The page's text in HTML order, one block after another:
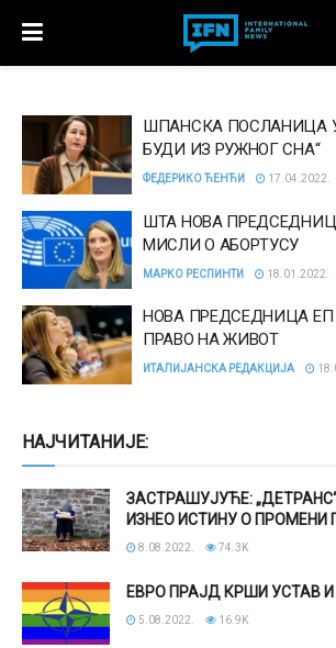
ШПАНСКА ПОСЛАНИЦА У
БУДИ ИЗ РУЖНОГ СНА“
ФЕДЕРИКО ЋЕНЋИ 17.04.2022.
ШТА НОВА
МИСЛИ О АБОРТУСУ
МАРКО РЕСПИНТИ 18.01.2022.
НОВА ПРЕДСЕДНИЦА ЕП
ПРАВО НА ЖИВОТ
ИТАЛИЈАНСКА РЕДАКЦИЈА
НАЈЧИТАНИЈЕ:
ЗАСТРАШУЈУЋЕ:
ИЗНЕО ИСТИНУ О ПРОМЕНИ
8.08.2022. 74.3K
ЕВРО ПРАЈД КРШИ УСТАВ
5.08.2022. 16.9K